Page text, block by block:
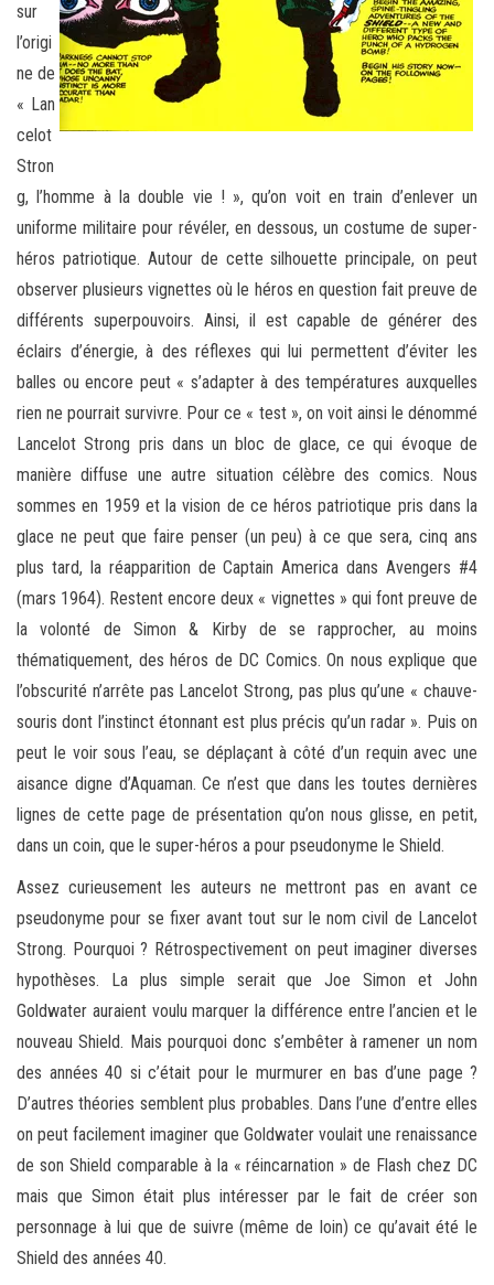
sur
l’origi
ne de
« Lan
celot
Stron
g, l’homme à la double vie ! », qu’on voit en train d’enlever un
uniforme militaire pour révéler, en dessous, un costume de super-
héros patriotique. Autour de cette silhouette principale, on peut
observer plusieurs vignettes où le héros en question fait preuve de
différents superpouvoirs. Ainsi, il est capable de générer des
éclairs d’énergie, à des réflexes qui lui permettent d’éviter les
balles ou encore peut « s’adapter à des températures auxquelles
rien ne pourrait survivre. Pour ce « test », on voit ainsi le dénommé
Lancelot Strong pris dans un bloc de glace, ce qui évoque de
manière diffuse une autre situation célèbre des comics. Nous
sommes en 1959 et la vision de ce héros patriotique pris dans la
glace ne peut que faire penser (un peu) à ce que sera, cinq ans
plus tard, la réapparition de Captain America dans Avengers #4
(mars 1964). Restent encore deux « vignettes » qui font preuve de
la volonté de Simon & Kirby de se rapprocher, au moins
thématiquement, des héros de DC Comics. On nous explique que
l’obscurité n’arrête pas Lancelot Strong, pas plus qu’une « chauve-
souris dont l’instinct étonnant est plus précis qu’un radar ». Puis on
peut le voir sous l’eau, se déplaçant à côté d’un requin avec une
aisance digne d’Aquaman. Ce n’est que dans les toutes dernières
lignes de cette page de présentation qu’on nous glisse, en petit,
dans un coin, que le super-héros a pour pseudonyme le Shield.
Assez curieusement les auteurs ne mettront pas en avant ce
pseudonyme pour se fixer avant tout sur le nom civil de Lancelot
Strong. Pourquoi ? Rétrospectivement on peut imaginer diverses
hypothèses. La plus simple serait que Joe Simon et John
Goldwater auraient voulu marquer la différence entre l’ancien et le
nouveau Shield. Mais pourquoi donc s’embêter à ramener un nom
des années 40 si c’était pour le murmurer en bas d’une page ?
D’autres théories semblent plus probables. Dans l’une d’entre elles
on peut facilement imaginer que Goldwater voulait une renaissance
de son Shield comparable à la « réincarnation » de Flash chez DC
mais que Simon était plus intéresser par le fait de créer son
personnage à lui que de suivre (même de loin) ce qu’avait été le
Shield des années 40.